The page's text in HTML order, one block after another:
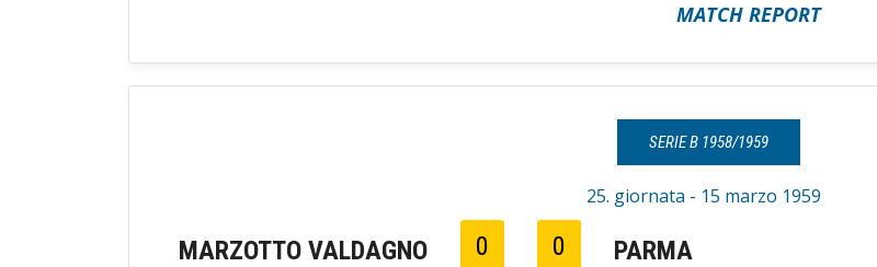
MATCH REPORT
SERIE B 1958/1959
25. giornata - 15 marzo 1959
MARZOTTO VALDAGNO 0 0 PARMA